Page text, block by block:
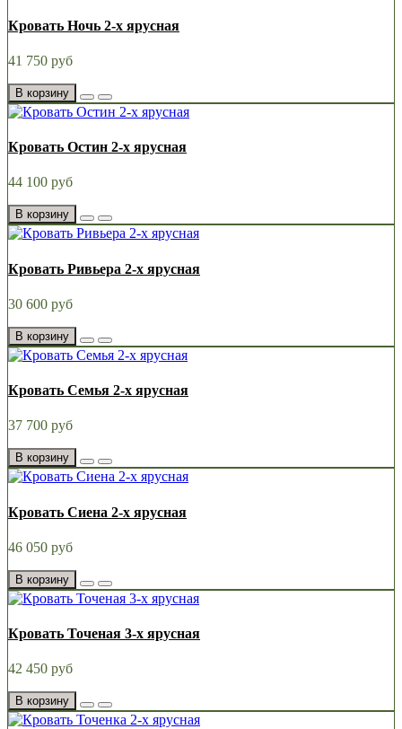
Кровать Ночь 2-х ярусная
41 750 руб
В корзину
Кровать Остин 2-х ярусная
44 100 руб
В корзину
Кровать Ривьера 2-х ярусная
30 600 руб
В корзину
Кровать Семья 2-х ярусная
37 700 руб
В корзину
Кровать Сиена 2-х ярусная
46 050 руб
В корзину
Кровать Точеная 3-х ярусная
42 450 руб
В корзину